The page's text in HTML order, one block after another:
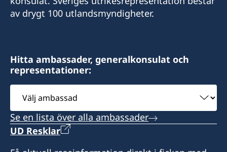
av drygt 100 utlandsmyndigheter.
Hitta ambassader, generalkonsulat och
representationer:
Välj
ambassad
Se en lista över alla ambassader
UD Resklar